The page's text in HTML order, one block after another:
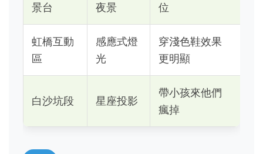
景台
夜景
位
虹橋互動
區
感應式燈
光
穿淺色鞋效果
更明顯
白沙坑段 星座投影
帶小孩來他們
瘋掉